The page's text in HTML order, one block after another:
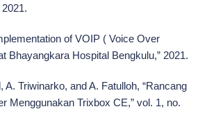
of VOIP ( Voice Over
Bhayangkara Hospital Bengkulu,” 2021.
A. Triwinarko, and A. Fatulloh, “Rancang
Menggunakan Trixbox CE,” vol. 1, no.